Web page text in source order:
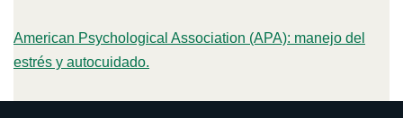
American Psychological Association (APA): manejo del
estrés y autocuidado.